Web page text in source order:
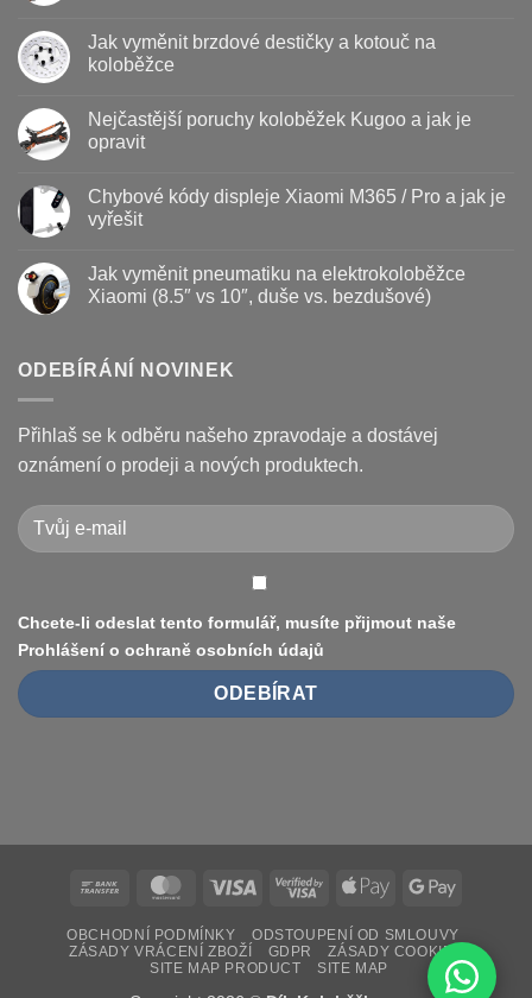
textu
s
koloběžky
kdy
jak
prodloužit
životnost
Jak vyměnit brzdové destičky a kotouč na
koloběžce
u
s
vyměnit
brzdové
destičky
na
koloběžce
Nejčastější poruchy koloběžek Kugoo a jak je
opravit
u
textu
s
poruchy
koloběžek
Kugoo
opravit
Chybové kódy displeje Xiaomi M365 / Pro a jak je
vyřešit
textu
s
displeje
a
jak
je
Jak vyměnit pneumatiku na elektrokoloběžce
Xiaomi (8.5″ vs 10″, duše vs. bezdušové)
textu
vyměnit
pneumatiku
na
elektrokoloběžce
(8.5″
10″,
duše
ODEBÍRÁNÍ NOVINEK
Přihlaš se k odběru našeho zpravodaje a dostávej
oznámení o prodeji a nových produktech.
Chcete-li odeslat tento formulář, musíte přijmout naše
Prohlášení o ochraně osobních údajů
Bank
MasterCardVisa
Visa
Apple
Google
OBCHODNÍ PODMÍNKY
ODSTOUPENÍ OD SMLOUVY
ZÁSADY VRÁCENÍ ZBOŽÍ
GDPR
ZÁSADY COOKIES
SITE MAP PRODUCT
SITE MAP